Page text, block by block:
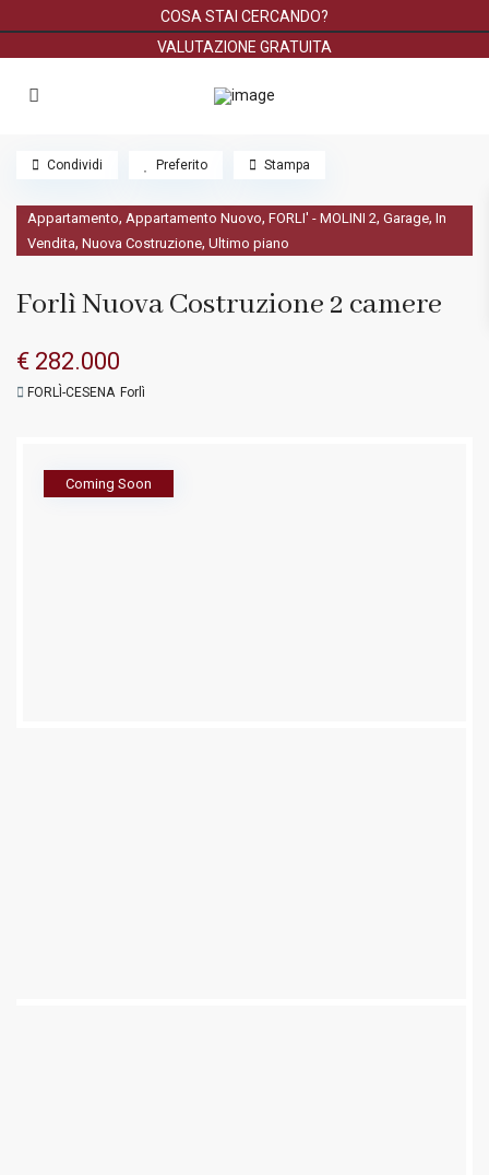
COSA STAI CERCANDO?
VALUTAZIONE GRATUITA
Appartamento, Appartamento Nuovo,FORLI' - MOLINI 2,Garage,In
Vendita,Nuova Costruzione,Ultimo piano
Forlì Nuova Costruzione 2 camere
€ 282.000
FORLÌ-CESENA Forlì
Condividi Preferito Stampa
Coming Soon